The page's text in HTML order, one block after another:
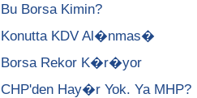
Bu Borsa Kimin?
Konutta KDV Al�nmas�
Borsa Rekor K�r�yor
CHP'den Hay�r Yok. Ya MHP?